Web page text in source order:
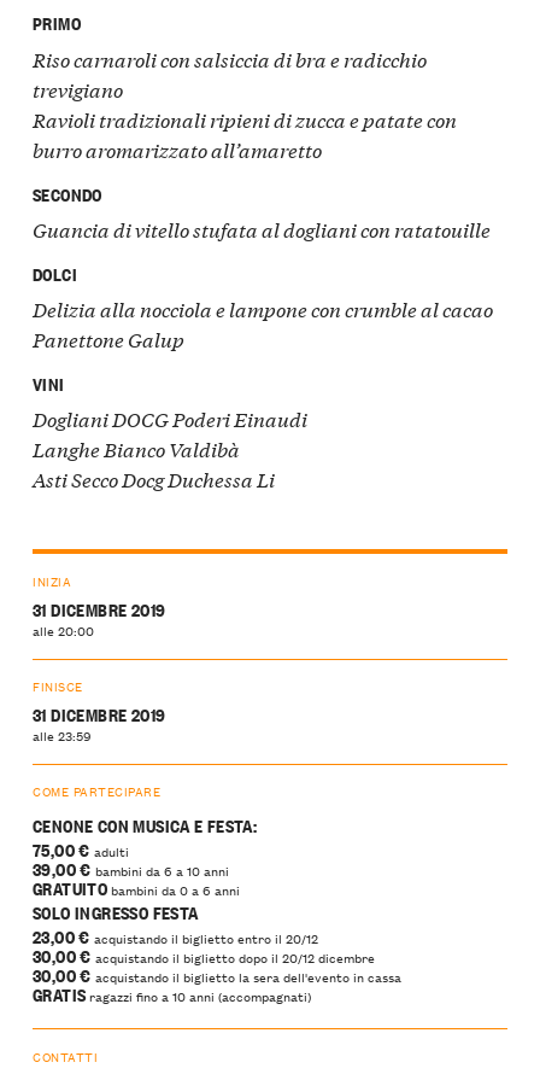
PRIMO
Riso carnaroli con salsiccia di bra e radicchio
trevigiano
Ravioli tradizionali ripieni di zucca e patate con
burro aromarizzato all’amaretto
SECONDO
Guancia di vitello stufata al dogliani con ratatouille
DOLCI
Delizia alla nocciola e lampone con crumble al cacao
Panettone Galup
VINI
Dogliani DOCGPoderi Einaudi
Langhe BiancoValdibà
Asti Secco Docg Duchessa Li
INIZIA
31 DICEMBRE 2019
alle 20:00
FINISCE
31 DICEMBRE 2019
alle 23:59
COME PARTECIPARE
CENONE CON MUSICA E FESTA:
75,00 € adulti
39,00 €bambini da 6 a 10 anni
GRATUITObambini da 0 a 6 anni
SOLO INGRESSO FESTA
23,00 € acquistando il biglietto entro il 20/12
30,00 € acquistando il biglietto dopo il 20/12 dicembre
30,00 € acquistando il biglietto la sera dell'evento in cassa
GRATISragazzi fino a 10 anni (accompagnati)
CONTATTI